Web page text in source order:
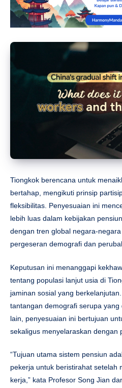
Tiongkok berencana untuk
bertahap, mengikuti prinsip
fleksibilitas. Penyesuaian ini
lebih luas dalam kebijakan
dengan tren global negara-
pergeseran demografi dan
Keputusan ini menanggapi
tentang populasi lanjut usia di
jaminan sosial yang
tantangan demografi serupa
lain, penyesuaian ini bertujuan
sekaligus menyelaraskan dengan
“Tujuan utama sistem pensiun
pekerja untuk beristirahat setelah
kerja,” kata Profesor Song Jian